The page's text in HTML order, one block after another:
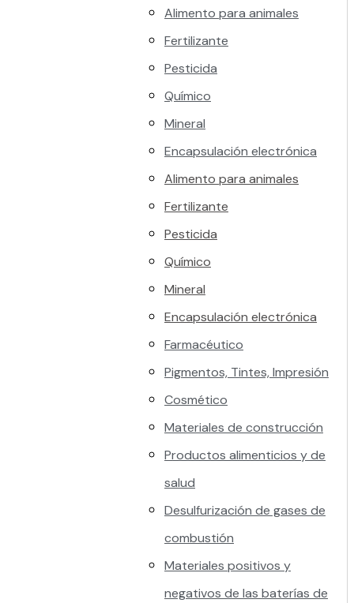
Alimento para animales
Fertilizante
Pesticida
Químico
Mineral
Encapsulación electrónica
Alimento para animales
Fertilizante
Pesticida
Químico
Mineral
Encapsulación electrónica
Farmacéutico
Pigmentos, Tintes, Impresión
Cosmético
Materiales de construcción
Productos alimenticios y de
salud
Desulfurización de gases de
combustión
Materiales positivos y
negativos de las baterías de